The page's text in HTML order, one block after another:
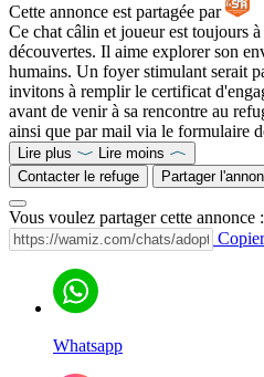
Cette annonce est partagée par
Ce chat câlin et joueur est toujours
découvertes. Il aime explorer son
humains. Un foyer stimulant serait
invitons à remplir le certificat
avant de venir à sa rencontre au
ainsi que par mail via le formulaire
Lire plus
Lire moins
Contacter le refuge
Partager
Vous voulez partager cette annonce :
Whatsapp